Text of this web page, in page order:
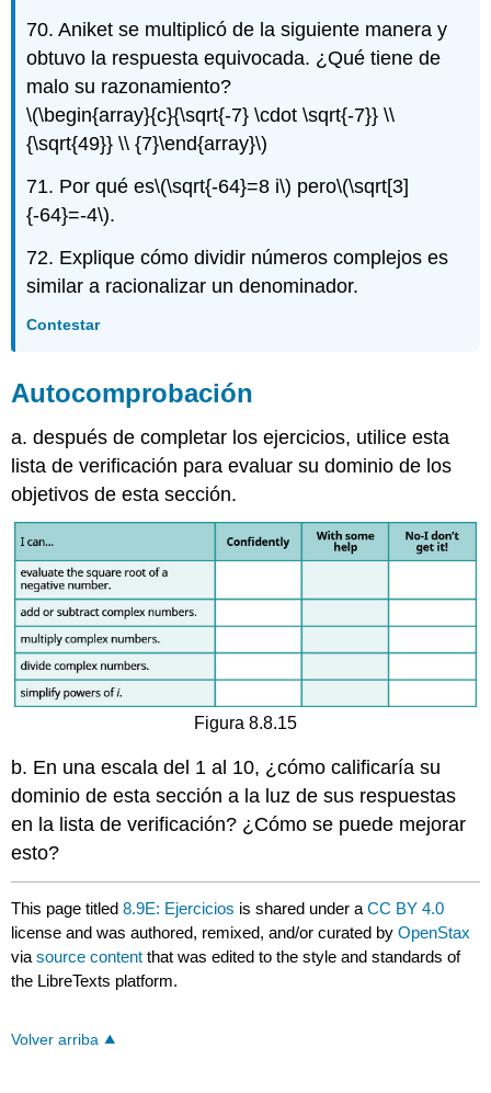
70. Aniket se multiplicó de la siguiente manera y
obtuvo la respuesta equivocada. ¿Qué tiene de
malo su razonamiento?
\(\begin{array}{c}{\sqrt{-7} \cdot \sqrt{-7}} \\
{\sqrt{49}} \\ {7}\end{array}\)
71. Por qué es\(\sqrt{-64}=8 i\) pero\(\sqrt[3]
{-64}=-4\).
72. Explique cómo dividir números complejos es
similar a racionalizar un denominador.
Contestar
Autocomprobación
a. después de completar los ejercicios, utilice esta
lista de verificación para evaluar su dominio de los
objetivos de esta sección.
Figura 8.8.15
b. En una escala del 1 al 10, ¿cómo calificaría su
dominio de esta sección a la luz de sus respuestas
en la lista de verificación? ¿Cómo se puede mejorar
esto?
This page titled8.9E: Ejercicios is shared under aCC BY 4.0
license and was authored, remixed, and/or curated byOpenStax
viasource content that was edited to the style and standards of
the LibreTexts platform.
Volver arriba